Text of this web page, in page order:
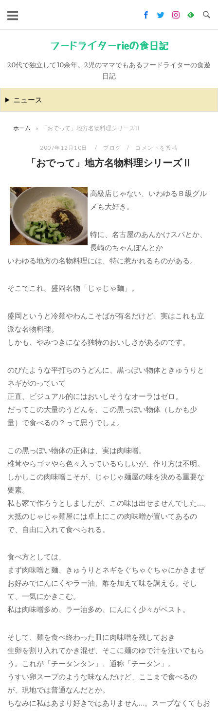
キ
ッ
フードライターrieの食日記
20代で独立して10余年。2児のママでもあるフードライターの食遊
日記
ニュース
ホーム » 「おでって」地方名物料理シリーズⅡ
2007年12月10日 ブログ コメントを投稿
「おでって」地方名物料理シリーズⅡ
高級店じゃない、いわゆるＢ級グル
メも大好き。
特に、名古屋のあんかけスパとか、
長崎のちゃんぽんとか
いわゆる地方の名物料理には、特に惹かれるものがある。
そこでこれ。盛岡名物「じゃじゃ麺」。
盛岡というと冷麺やわんこそばが有名だけど、実はこれも立
派な名物料理。
しかも、やみつきになる独特のおいしさがあるのです。
のびたような平打ちのうどんに、黒っぽい物体ときゅうりと
ネギがのっていて
正直、ビジュアル的にはおいしそうなオーラはゼロ。
だってこの大量のうどんを、この黒っぽい物体（しかも少
量）で食べるの？って思うでしょ。
この黒っぽい物体の正体は、実は肉味噌。
椎茸やらゴマやら色々入っているらしいが、作り方は不明。
しかしこの肉味噌こそが、じゃじゃ麺屋の味を決める重要な
要素。
私も家で作ろうとしましたが、この味は出せませんでした…。
大抵のじゃじゃ麺屋には卓上にこの肉味噌が置いてあるの
で、自由に入れて食べられる。
食べ方としては、
まず肉味噌と麺、きゅうりとネギをぐちゃぐちゃにかきまぜ
お好みでにんにくやラー油、酢を加えて味を調える。そし
て、一気にかきこむ。
私は肉味噌多め、ラー油多め、にんにく少々がベスト。
そして、麺を食べ終わった皿に肉味噌を残しておき
生卵を割り入れてかき混ぜ、そこに麺のゆで汁を注いでもら
う。これが「チータンタン」、通称「チータン」。
うすい卵スープのような味なんだけど、ここまで食べるの
が、現地では普通なんだとか。
ちなみに私はあまり好きではありません…。スープなくてもお